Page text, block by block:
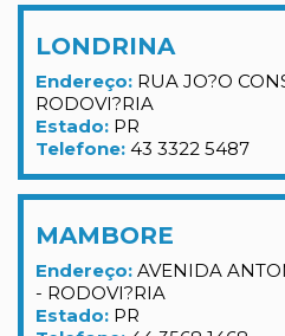
LONDRINA
Endereço: RUA JO?O
RODOVI?RIA
Estado: PR
Telefone: 43 3322 5487
MAMBORE
Endereço: AVENIDA
- RODOVI?RIA
Estado: PR